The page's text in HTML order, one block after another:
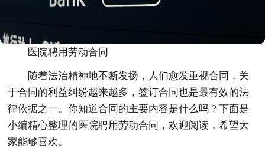
医院聘用劳动合同
随着法治精神地不断发扬，人们愈发重视合同，关
于合同的利益纠纷越来越多，签订合同也是最有效的法
律依据之一。你知道合同的主要内容是什么吗？下面是
小编精心整理的医院聘用劳动合同，欢迎阅读，希望大
家能够喜欢。